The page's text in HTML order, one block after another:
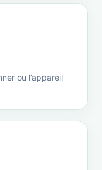
ou l’appareil